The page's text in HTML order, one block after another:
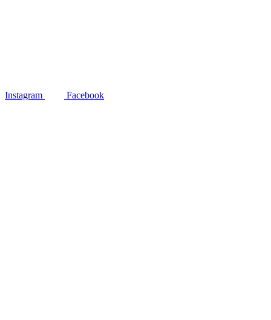
Instagram Facebook